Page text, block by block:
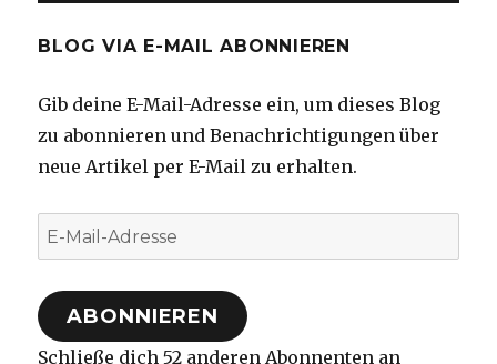
BLOG VIA E-MAIL ABONNIEREN
Gib deine E-Mail-Adresse ein, um dieses Blog
zu abonnieren und Benachrichtigungen über
neue Artikel per E-Mail zu erhalten.
E-
Mail-
Adresse
ABONNIEREN
Schließe dich 52 anderen Abonnenten an